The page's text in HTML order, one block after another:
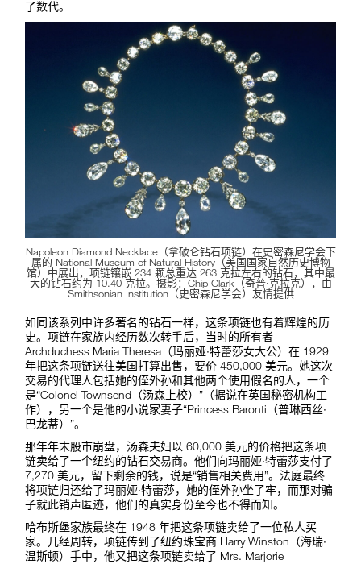
了数代。
Napoleon Diamond Necklace（拿破仑钻石项链）在史密森尼学会下
属的 National Museum of Natural History（美国国家自然历史博物
馆）中展出，项链镶嵌 234 颗总重达 263 克拉左右的钻石，其中最
大的钻石约为 10.40 克拉。摄影：Chip Clark（奇普·克拉克），由
Smithsonian Institution（史密森尼学会）友情提供
如同该系列中许多著名的钻石一样，这条项链也有着辉煌的历
史。项链在家族内经历数次转手后，当时的所有者
Archduchess Maria Theresa（玛丽娅·特蕾莎女大公）在 1929
年把这条项链送往美国打算出售，要价 450,000 美元。她这次
交易的代理人包括她的侄外孙和其他两个使用假名的人，一个
是“Colonel Townsend（汤森上校）”（据说在英国秘密机构工
作），另一个是他的小说家妻子“Princess Baronti（普琳西丝·
巴龙蒂）”。
那年年末股市崩盘，汤森夫妇以 60,000 美元的价格把这条项
链卖给了一个纽约的钻石交易商。他们向玛丽娅·特蕾莎支付了
7,270 美元，留下剩余的钱，说是“销售相关费用”。法庭最终
将项链归还给了玛丽娅·特蕾莎，她的侄外孙坐了牢，而那对骗
子就此销声匿迹，他们的真实身份至今也不得而知。
哈布斯堡家族最终在 1948 年把这条项链卖给了一位私人买
家。几经周转，项链传到了纽约珠宝商 Harry Winston（海瑞·
温斯顿）手中，他又把这条项链卖给了 Mrs. Marjorie